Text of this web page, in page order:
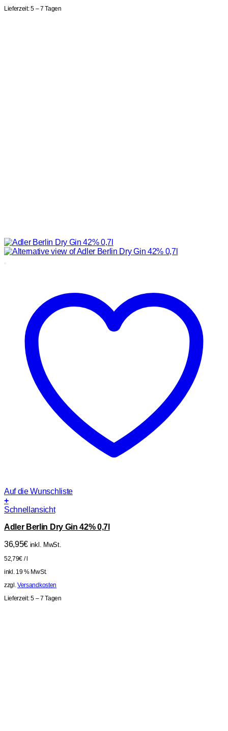
Lieferzeit:5 – 7 Tagen
Auf die Wunschliste
+
Schnellansicht
Adler Berlin Dry Gin 42% 0,7l
36,95€ inkl. MwSt.
52,79€ /
inkl. 19 % MwSt.
zzgl.Versandkosten
Lieferzeit:5 – 7 Tagen